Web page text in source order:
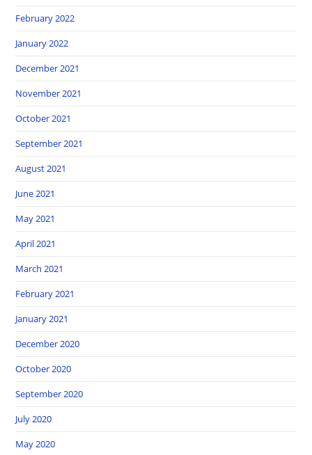
February 2022
January 2022
December 2021
November 2021
October 2021
September 2021
August 2021
June 2021
May 2021
April 2021
March 2021
February 2021
January 2021
December 2020
October 2020
September 2020
July 2020
May 2020